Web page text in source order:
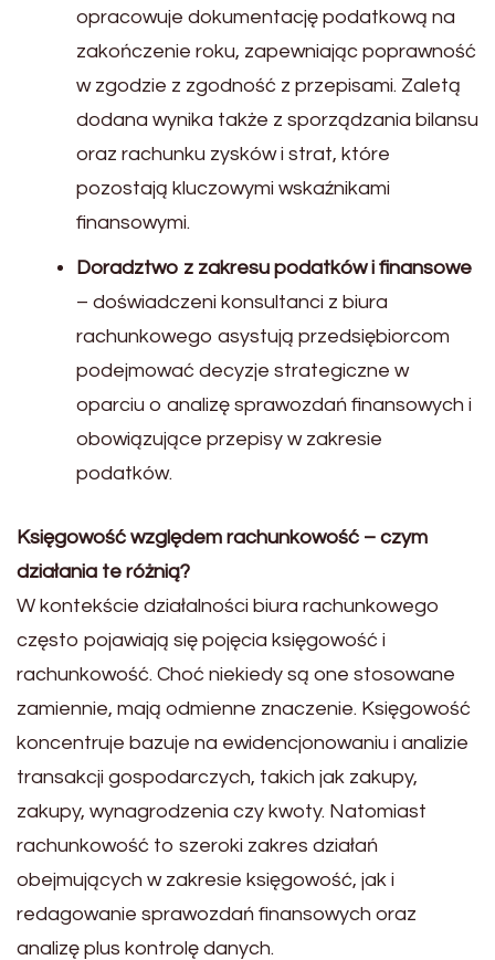
opracowuje dokumentację podatkową na
zakończenie roku, zapewniając poprawność
w zgodzie z zgodność z przepisami. Zaletą
dodana wynika także z sporządzania bilansu
oraz rachunku zysków i strat, które
pozostają kluczowymi wskaźnikami
finansowymi.
Doradztwo z zakresu podatków i finansowe
– doświadczeni konsultanci z biura
rachunkowego asystują przedsiębiorcom
podejmować decyzje strategiczne w
oparciu o analizę sprawozdań finansowych i
obowiązujące przepisy w zakresie
podatków.
Księgowość względem rachunkowość – czym
działania te różnią?
W kontekście działalności biura rachunkowego
często pojawiają się pojęcia księgowość i
rachunkowość. Choć niekiedy są one stosowane
zamiennie, mają odmienne znaczenie. Księgowość
koncentruje bazuje na ewidencjonowaniu i analizie
transakcji gospodarczych, takich jak zakupy,
zakupy, wynagrodzenia czy kwoty. Natomiast
rachunkowość to szeroki zakres działań
obejmujących w zakresie księgowość, jak i
redagowanie sprawozdań finansowych oraz
analizę plus kontrolę danych.